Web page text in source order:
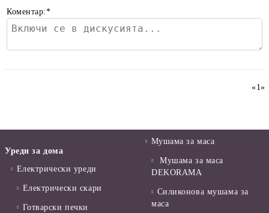
Коментар:*
«1»
Уреди за дома
Електрически уреди
Електрически скари
Готварски печки
Мушама за маса
Мушама за маса
DEKORAMA
Силиконова мушама за
маса